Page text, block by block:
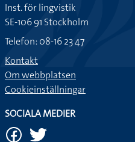
Inst. för lingvistik
SE-106 91 Stockholm
Telefon: 08-16 23 47
Kontakt
Om webbplatsen
Cookieinställningar
SOCIALA MEDIER